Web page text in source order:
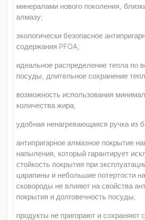
минералами нового поколения,
алмазу;
экологически безопасное
содержания PFOA;
идеальное распределение тепла по
посуды, длительное сохранение
возможность использования
количества жира;
удобная ненагревающаяся ручка из
антипригарное алмазное покрытие
напыления, который гарантирует
стойкость покрытия при
царапины и небольшие потертости
сковороды не влияют на свойства
покрытия и долговечность посуды;
продукты не пригорают и сохраняют